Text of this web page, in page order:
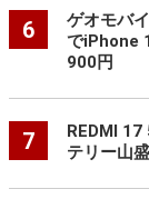
6
ゲオモバ
でiPhone
900円
7
REDMI 17
テリー山